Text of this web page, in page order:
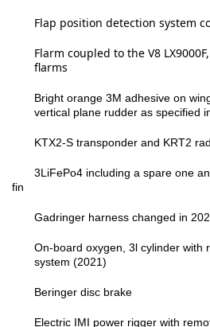
Flap position detection system
Flarm coupled to the V8 LX9000F,
flarms
Bright orange 3M adhesive on
vertical plane rudder as specified
KTX2-S transponder and KRT2
3LiFePo4 including a spare one
fin
Gadringer harness changed in
On-board oxygen, 3l cylinder with
system (2021)
Beringer disc brake
Electric IMI power rigger with